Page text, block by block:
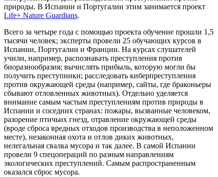
природы. В Испании и Португалии этим занимается проект
Life+ Nature Guardians.
Всего за четыре года с помощью проекта обучение прошли 1,5
тысячи человек; эксперты провели 25 обучающих курсов в
Испании, Португалии и Франции. На курсах слушателей
учили, например, распознавать преступления против
биоразнообразия; вычислять прибыль, которую могли бы
получить преступники; расследовать киберпреступления
против окружающей среды (например, сайты, где браконьеры
сбывают отловленных животных). Отдельно уделяется
внимание самым частым преступлениям против природы в
Испании и соседних странах: пожары, вызванные человеком,
разорение птичьих гнезд, отравление окружающей среды
(вроде сброса вредных отходов производства в неположенном
месте), незаконная охота и отлов диких животных,
нелегальная свалка мусора и так далее. В самой Испании
провели 9 спецопераций по разным направлениям
экологических преступлений. Самым распространенным
оказался сброс мусора.